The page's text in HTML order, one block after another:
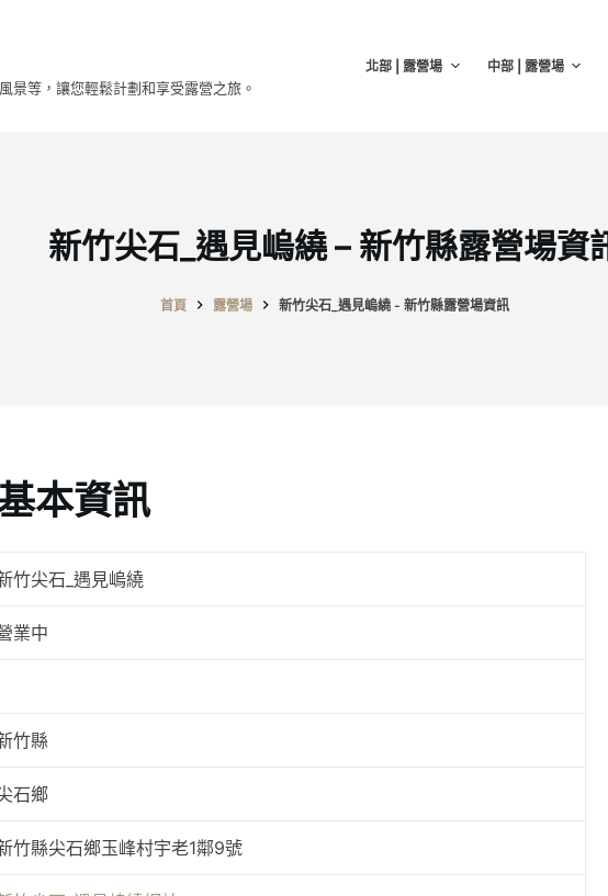
景等，讓您輕鬆計劃和享受露營之旅。
北部 | 露營場 中部 | 露營場
新竹尖石_遇見嵨繞 – 新竹縣露營場資
首頁 露營場 新竹尖石_遇見嵨繞 - 新竹縣露營場資訊
本資訊
竹尖石_遇見嵨繞
業中
竹縣
石鄉
竹縣尖石鄉玉峰村宇老1鄰9號